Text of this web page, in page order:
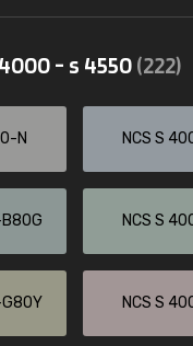
- s 4550(222)
N NCS S
NCS S
NCS S